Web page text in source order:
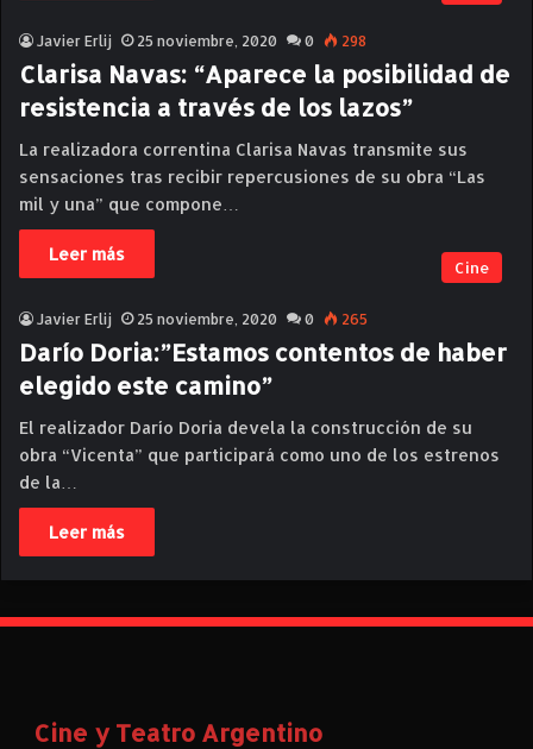
Javier Erlij 25 noviembre, 2020 0 298
Clarisa Navas: “Aparece la posibilidad de
resistencia a través de los lazos”
La realizadora correntina Clarisa Navas transmite sus
sensaciones tras recibir repercusiones de su obra “Las
mil y una” que compone…
Leer más
Cine
Javier Erlij 25 noviembre, 2020 0 265
Darío Doria:”Estamos contentos de haber
elegido este camino”
El realizador Darío Doria devela la construcción de su
obra “Vicenta” que participará como uno de los estrenos
de la…
Leer más
Cine y Teatro Argentino